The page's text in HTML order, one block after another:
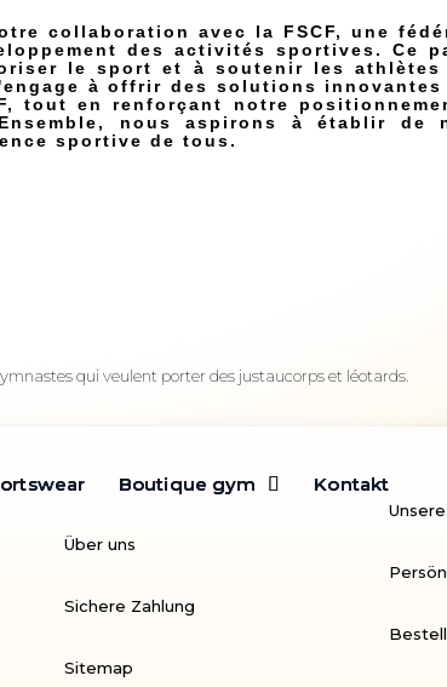
collaboration avec la FSCF, une
des activités sportives. Ce
le sport et à soutenir les
à offrir des solutions
tout en renforçant notre
nous aspirons à établir de
sportive de tous.
qui veulent porter des justaucorps et léotards.
Boutique gym Kontakt
Boutique gym Kontakt
Über uns
Sichere Zahlung
Sitemap